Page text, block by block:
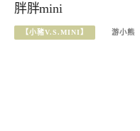
胖胖mini
【小豬V.S.MINI】 游小熊